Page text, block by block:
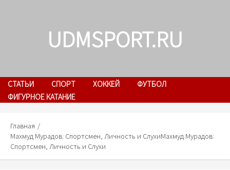
UDMSPORT.RU
СТАТЬИ СПОРТ ХОККЕЙ
ФУТБОЛ
ФИГУРНОЕ КАТАНИЕ
Главная
Махмуд Мурадов: Спортсмен, Личность и СлухиМахмуд Мурадов:
Спортсмен, Личность и Слухи